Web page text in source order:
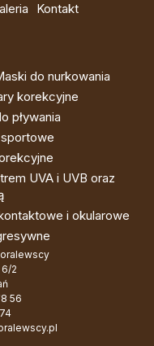
Kontakt
do nurkowania
korekcyjne
pływania
UVA i UVB oraz
i okularowe
2
56